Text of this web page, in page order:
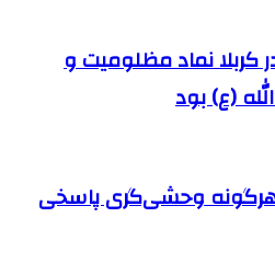
نماد مظلومیت و
(ع) بود
وحشی‌گری پاسخی